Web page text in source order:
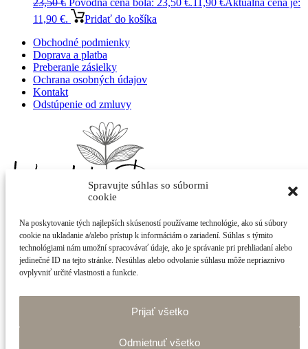
Spravujte súhlas so súbormi
cookie
Na poskytovanie tých najlepších skúseností používame technológie, ako sú súbory
cookie na ukladanie a/alebo prístup k informáciám o zariadení. Súhlas s týmito
technológiami nám umožní spracovávať údaje, ako je správanie pri prehliadaní alebo
jedinečné ID na tejto stránke. Nesúhlas alebo odvolanie súhlasu môže nepriaznivo
ovplyvniť určité vlastnosti a funkcie.
Prijať všetko
Odmietnuť všetko
23,50€ Pôvodná cena bola: 23,50 €.11,90 €Aktuálna cena je:
11,90 €.
Pridať do košíka
Obchodné podmienky
Doprava a platba
Preberanie zásielky
Ochrana osobných údajov
Kontakt
Odstúpenie od zmluvy
Adriana Kováčová - Kvietok
Cintorínska 400/21
922 10 Trebatice
+421 905 877 023
tomashalo.com